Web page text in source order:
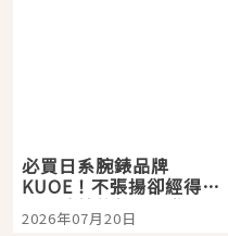
必買日系腕錶品牌
KUOE！不張揚卻經得起
時間洗鍊的經典之作五
選
2026年07月20日